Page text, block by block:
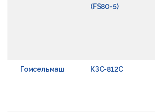
(FS80-5)
Гомсельмаш КЗС-812С